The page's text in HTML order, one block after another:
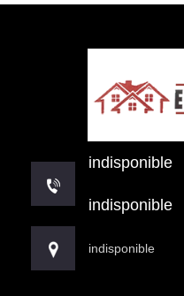
indisponible
indisponible
indisponible